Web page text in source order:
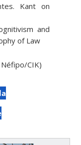
Kant on
and
of Law
Néfipo/CIK)